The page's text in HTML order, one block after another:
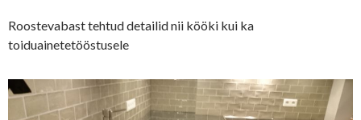
Roostevabast tehtud detailid nii kööki kui ka
toiduainetetööstusele